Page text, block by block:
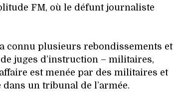
FM, où le défunt journaliste
a connu plusieurs rebondissements et
juges d’instruction – militaires,
est menée par des militaires et
dans un tribunal de l’armée.